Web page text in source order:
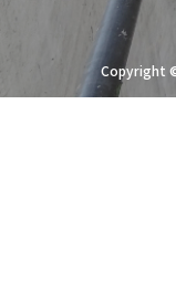
Copyright ©